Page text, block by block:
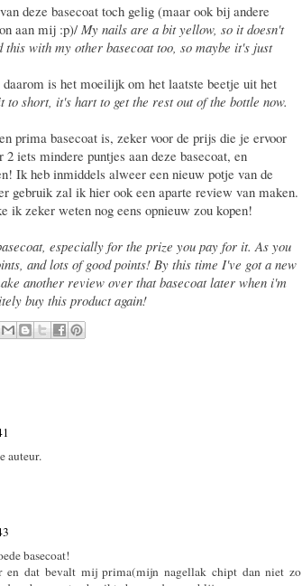
deze basecoat toch gelig (maar ook bij andere
aan mij :p)/ My nails are a bit yellow, so it doesn't
with my other basecoat too, so maybe it's just
is het moeilijk om het laatste beetje uit het
to short, it's hart to get the rest out of the bottle now.
prima basecoat is, zeker voor de prijs die je ervoor
iets mindere puntjes aan deze basecoat, en
Ik heb inmiddels alweer een nieuw potje van de
gebruik zal ik hier ook een aparte review van maken.
ik zeker weten nog eens opnieuw zou kopen!
especially for the prize you pay for it. As you
and lots of good points! By this time I've got a new
another review over that basecoat later when i'm
buy this product again!
auteur.
basecoat!
dat bevalt mij prima(mijn nagellak chipt dan niet zo